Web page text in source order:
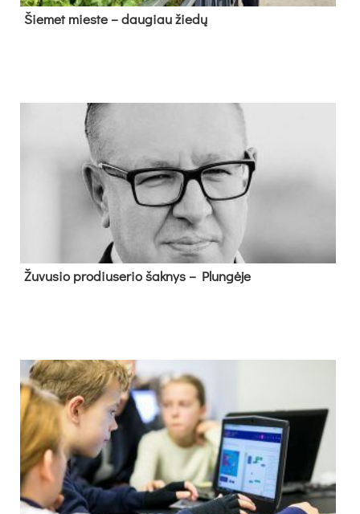
Šie­met mies­te – dau­giau žie­dų
Žu­vu­sio pro­diu­se­rio šak­nys – Plun­gė­je